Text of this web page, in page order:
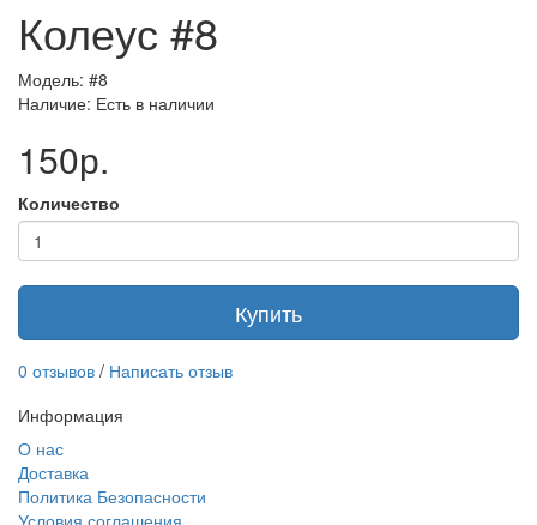
Колеус #8
Модель: #8
Наличие: Есть в наличии
150р.
Количество
Купить
0 отзывов / Написать отзыв
Информация
О нас
Доставка
Политика Безопасности
Условия соглашения